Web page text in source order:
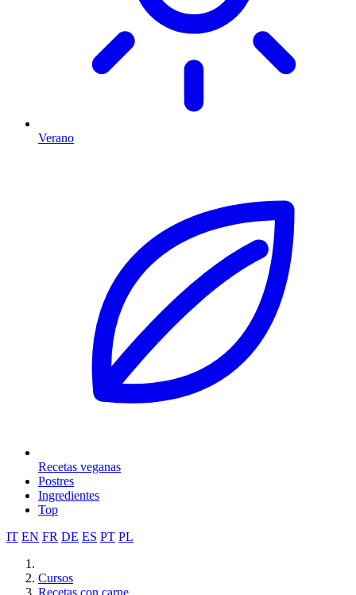
Verano
Recetas veganas
Postres
Ingredientes
Top
IT EN FR DE ES PT PL
Cursos
Recetas con carne